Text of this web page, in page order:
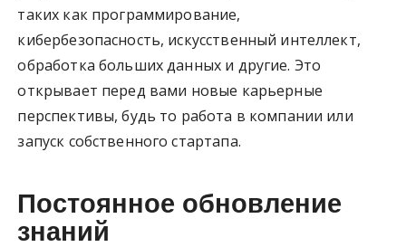
таких как программирование,
кибербезопасность, искусственный интеллект,
обработка больших данных и другие. Это
открывает перед вами новые карьерные
перспективы, будь то работа в компании или
запуск собственного стартапа.
Постоянное обновление
знаний